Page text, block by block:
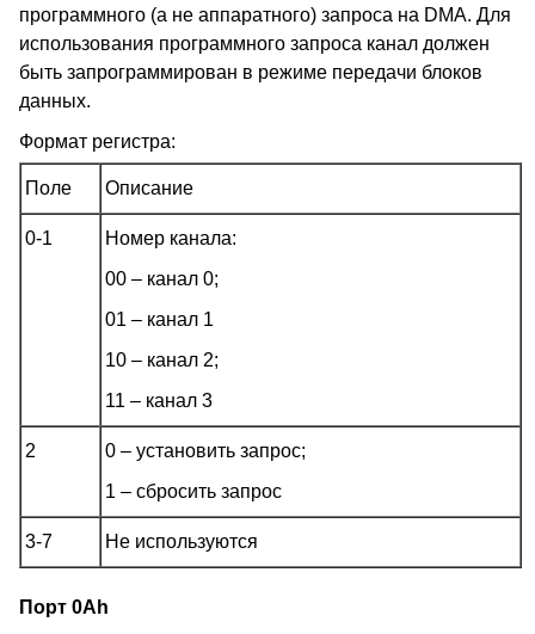
программного (а не аппаратного) запроса на DMA. Для
использования программного запроса канал должен
быть запрограммирован в режиме передачи блоков
данных.
Формат регистра:
Поле Описание
0-1
Номер канала:
00 – канал 0;
01 – канал 1
10 – канал 2;
11 – канал 3
2
0 – установить запрос;
1 – сбросить запрос
3-7 Не используются
Порт 0Ah